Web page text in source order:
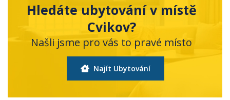
Hledáte ubytování v místě
Cvikov?
Našli jsme pro vás to pravé místo
Najít Ubytování